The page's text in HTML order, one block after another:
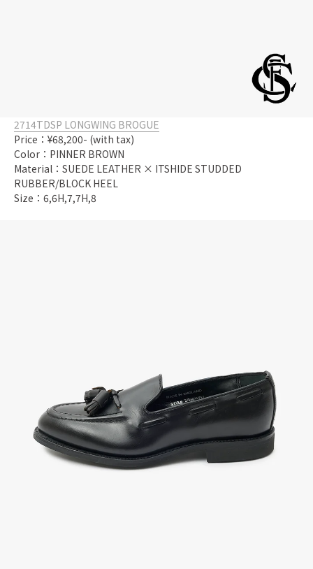
2714TDSP LONGWING BROGUE
Price：¥68,200- (with tax)
Color：PINNER BROWN
Material：SUEDE LEATHER × ITSHIDE STUDDED
RUBBER/BLOCK HEEL
Size：6,6H,7,7H,8